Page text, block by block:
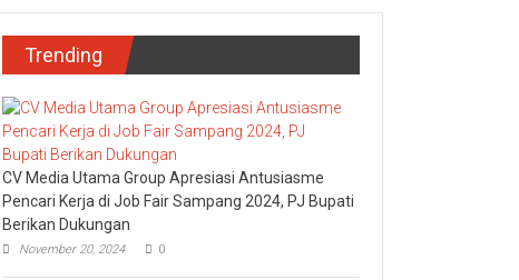
Trending
CV Media Utama Group Apresiasi Antusiasme
Pencari Kerja di Job Fair Sampang 2024, PJ Bupati
Berikan Dukungan
November 20, 2024 0